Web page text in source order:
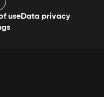
useData privacy